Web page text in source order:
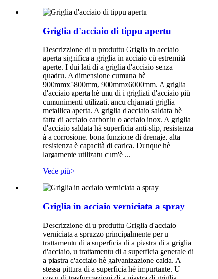
Griglia d'acciaio di tippu apertu
Descrizzione di u produttu Griglia in acciaio
aperta significa a griglia in acciaio cù estremità
aperte. I dui lati di a griglia d'acciaio senza
quadru. A dimensione cumuna hè
900mmx5800mm, 900mmx6000mm. A griglia
d'acciaio aperta hè unu di i grigliati d'acciaio più
cumunimenti utilizati, ancu chjamati griglia
metallica aperta. A griglia d'acciaio saldata hè
fatta di acciaio carboniu o acciaio inox. A griglia
d'acciaio saldata hà superficia anti-slip, resistenza
à a corrosione, bona funzione di drenaje, alta
resistenza è capacità di carica. Dunque hè
largamente utilizatu cum'è ...
Vede più>
Griglia in acciaio verniciata a spray
Descrizzione di u produttu Griglia d'acciaio
verniciata a spruzzo principalmente per u
trattamentu di a superficia di a piastra di a griglia
d'acciaio, u trattamentu di a superficia generale di
a piastra d'acciaio hè galvanizazione calda. A
stessa pittura di a superficia hè impurtante. U